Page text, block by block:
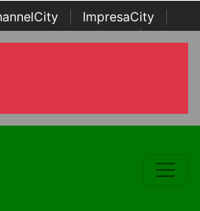
ImpresaCity
Channel Awards | Italian